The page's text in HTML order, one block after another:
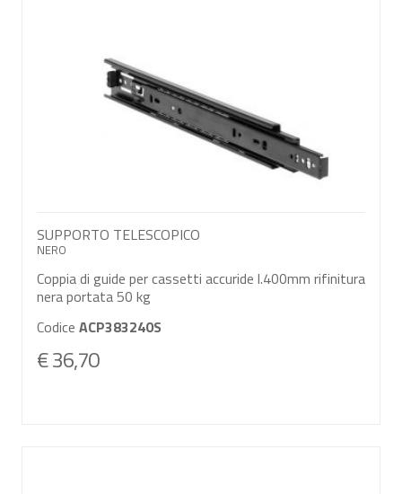
SUPPORTO TELESCOPICO
NERO
Coppia di guide per cassetti accuride l.400mm rifinitura
nera portata 50 kg
Codice ACP383240S
€ 36,70